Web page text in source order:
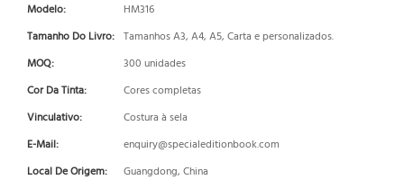
Modelo:
HM316
Tamanho Do Livro: Tamanhos A3, A4, A5, Carta e personalizados.
MOQ:
300 unidades
Cor Da Tinta:
Cores completas
Vinculativo:
Costura à sela
E-Mail:
enquiry@specialeditionbook.com
Local De Origem:
Guangdong, China